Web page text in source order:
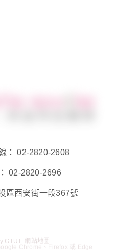
： 02-2820-2608
02-2820-2696
區西安街一段367號
GTUT
網站地圖